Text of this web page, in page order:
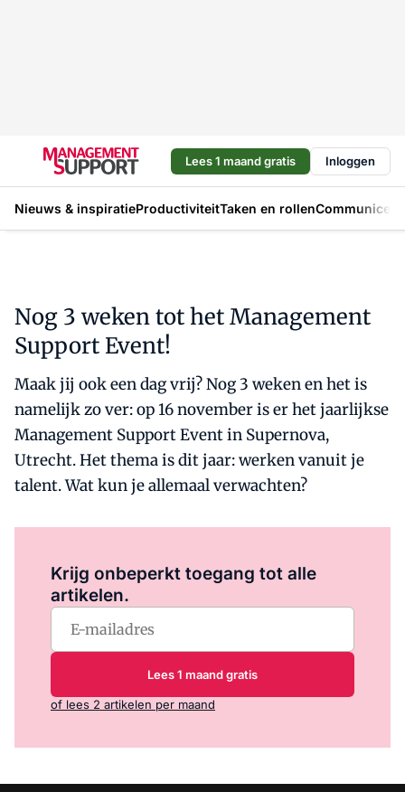
Lees 1 maand gratis Inloggen
Nieuws & inspiratieProductiviteitTaken en rollen
Nog 3 weken tot het Management
Support Event!
Maak jij ook een dag vrij? Nog 3 weken en het is
namelijk zo ver: op 16 november is er het jaarlijkse
Management Support Event in Supernova,
Utrecht. Het thema is dit jaar: werken vanuit je
talent. Wat kun je allemaal verwachten?
Krijg onbeperkt toegang tot alle
artikelen.
Lees 1 maand gratis
of lees 2 artikelen per maand